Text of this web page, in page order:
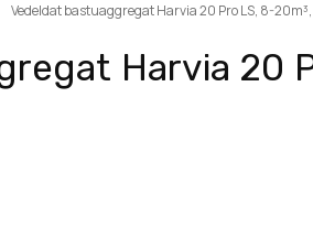
Vedeldat bastuaggregat Harvia 20 Pro LS, 8-
Harvia 20